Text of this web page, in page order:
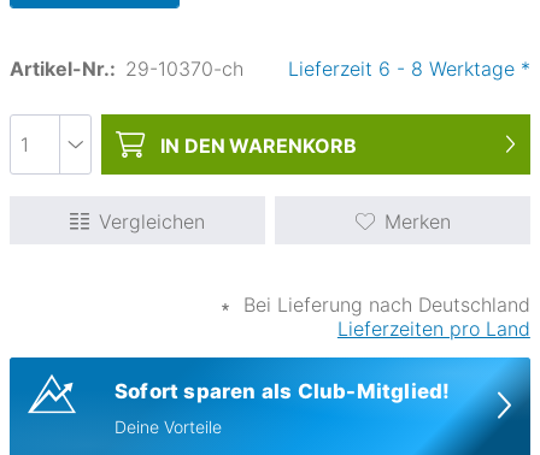
Artikel-Nr.: 29-10370-ch Lieferzeit 6 - 8 Werktage *
IN DEN WARENKORB
Vergleichen Merken
∗
Bei Lieferung nach Deutschland
Lieferzeiten pro Land
Sofort sparen als Club-Mitglied!
Deine Vorteile